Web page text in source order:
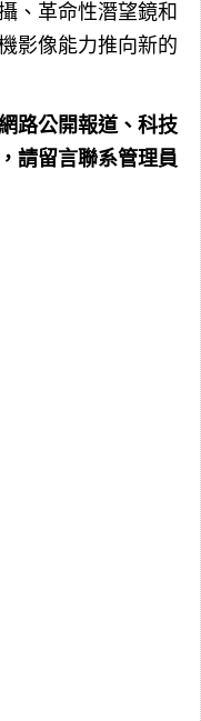
、革命性潛望鏡和
影像能力推向新的
路公開報道、科技
請留言聯系管理員